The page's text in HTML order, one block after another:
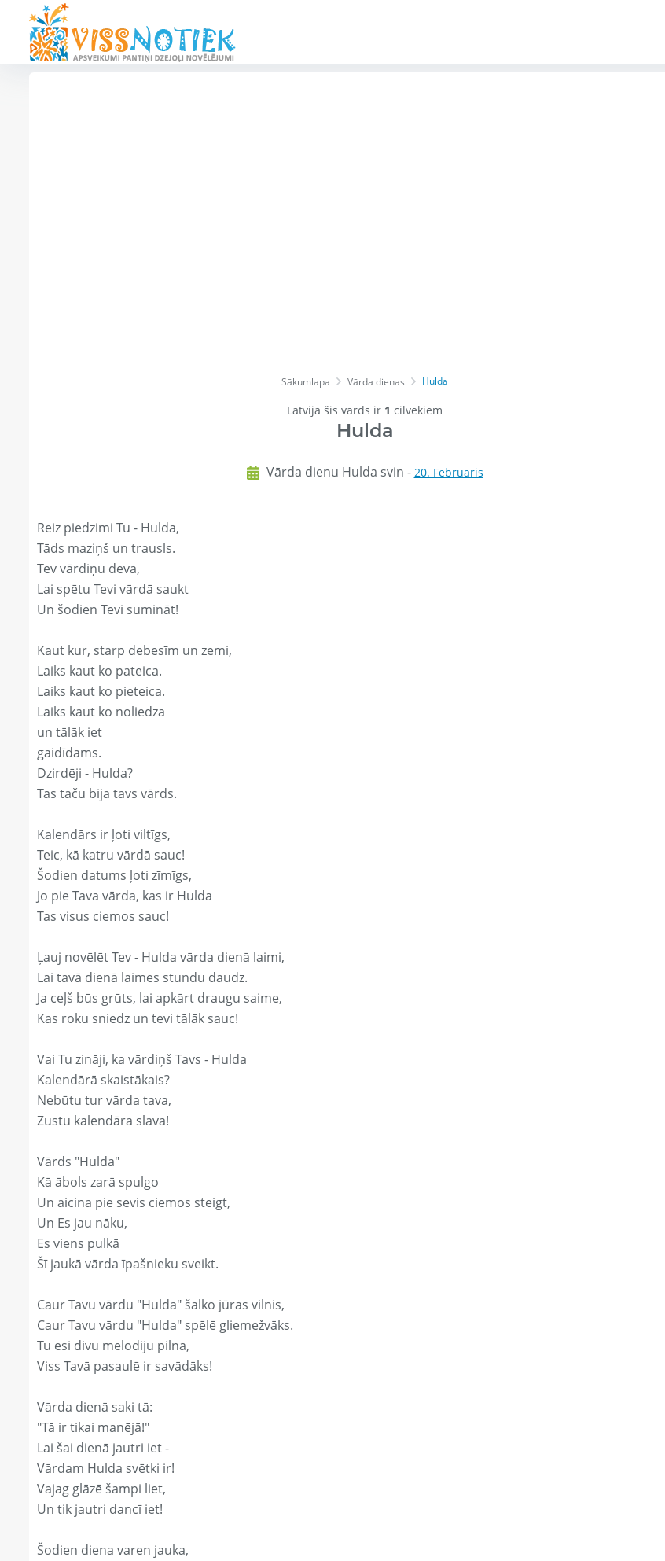
Sākumlapa Vārda dienas Hulda
Latvijā šis vārds ir 1 cilvēkiem
Hulda
Vārda dienu Hulda svin - 20. Februāris
Reiz piedzimi Tu - Hulda,
Tāds maziņš un trausls.
Tev vārdiņu deva,
Lai spētu Tevi vārdā saukt
Un šodien Tevi sumināt!
Kaut kur, starp debesīm un zemi,
Laiks kaut ko pateica.
Laiks kaut ko pieteica.
Laiks kaut ko noliedza
un tālāk iet
gaidīdams.
Dzirdēji - Hulda?
Tas taču bija tavs vārds.
Kalendārs ir ļoti viltīgs,
Teic, kā katru vārdā sauc!
Šodien datums ļoti zīmīgs,
Jo pie Tava vārda, kas ir Hulda
Tas visus ciemos sauc!
Ļauj novēlēt Tev - Hulda vārda dienā laimi,
Lai tavā dienā laimes stundu daudz.
Ja ceļš būs grūts, lai apkārt draugu saime,
Kas roku sniedz un tevi tālāk sauc!
Vai Tu zināji, ka vārdiņš Tavs - Hulda
Kalendārā skaistākais?
Nebūtu tur vārda tava,
Zustu kalendāra slava!
Vārds "Hulda"
Kā ābols zarā spulgo
Un aicina pie sevis ciemos steigt,
Un Es jau nāku,
Es viens pulkā
Šī jaukā vārda īpašnieku sveikt.
Caur Tavu vārdu "Hulda" šalko jūras vilnis,
Caur Tavu vārdu "Hulda" spēlē gliemežvāks.
Tu esi divu melodiju pilna,
Viss Tavā pasaulē ir savādāks!
Vārda dienā saki tā:
"Tā ir tikai manējā!"
Lai šai dienā jautri iet -
Vārdam Hulda svētki ir!
Vajag glāzē šampi liet,
Un tik jautri dancī iet!
Šodien diena varen jauka,